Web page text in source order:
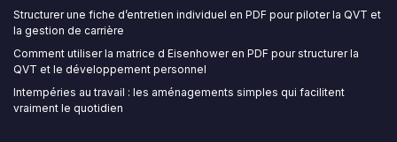
Structurer une fiche d’entretien individuel en PDF pour piloter la QVT et
la gestion de carrière
Comment utiliser la matrice d Eisenhower en PDF pour structurer la
QVT et le développement personnel
Intempéries au travail : les aménagements simples qui facilitent
vraiment le quotidien